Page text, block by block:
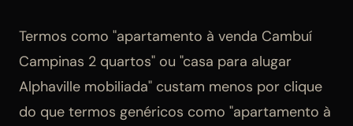
Termos como "apartamento à venda Cambuí
Campinas 2 quartos" ou "casa para alugar
Alphaville mobiliada" custam menos por clique
do que termos genéricos como "apartamento à